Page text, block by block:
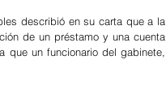
describió en su carta que a la
de un préstamo y una cuenta
que un funcionario del gabinete,